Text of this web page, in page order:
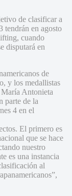
de clasificar a
tendrán en agosto
cuando
disputará en
de
y los medallistas
Antonieta
parte de la
4 en el
El primero es
que se hace
nuestro
es una instancia
al